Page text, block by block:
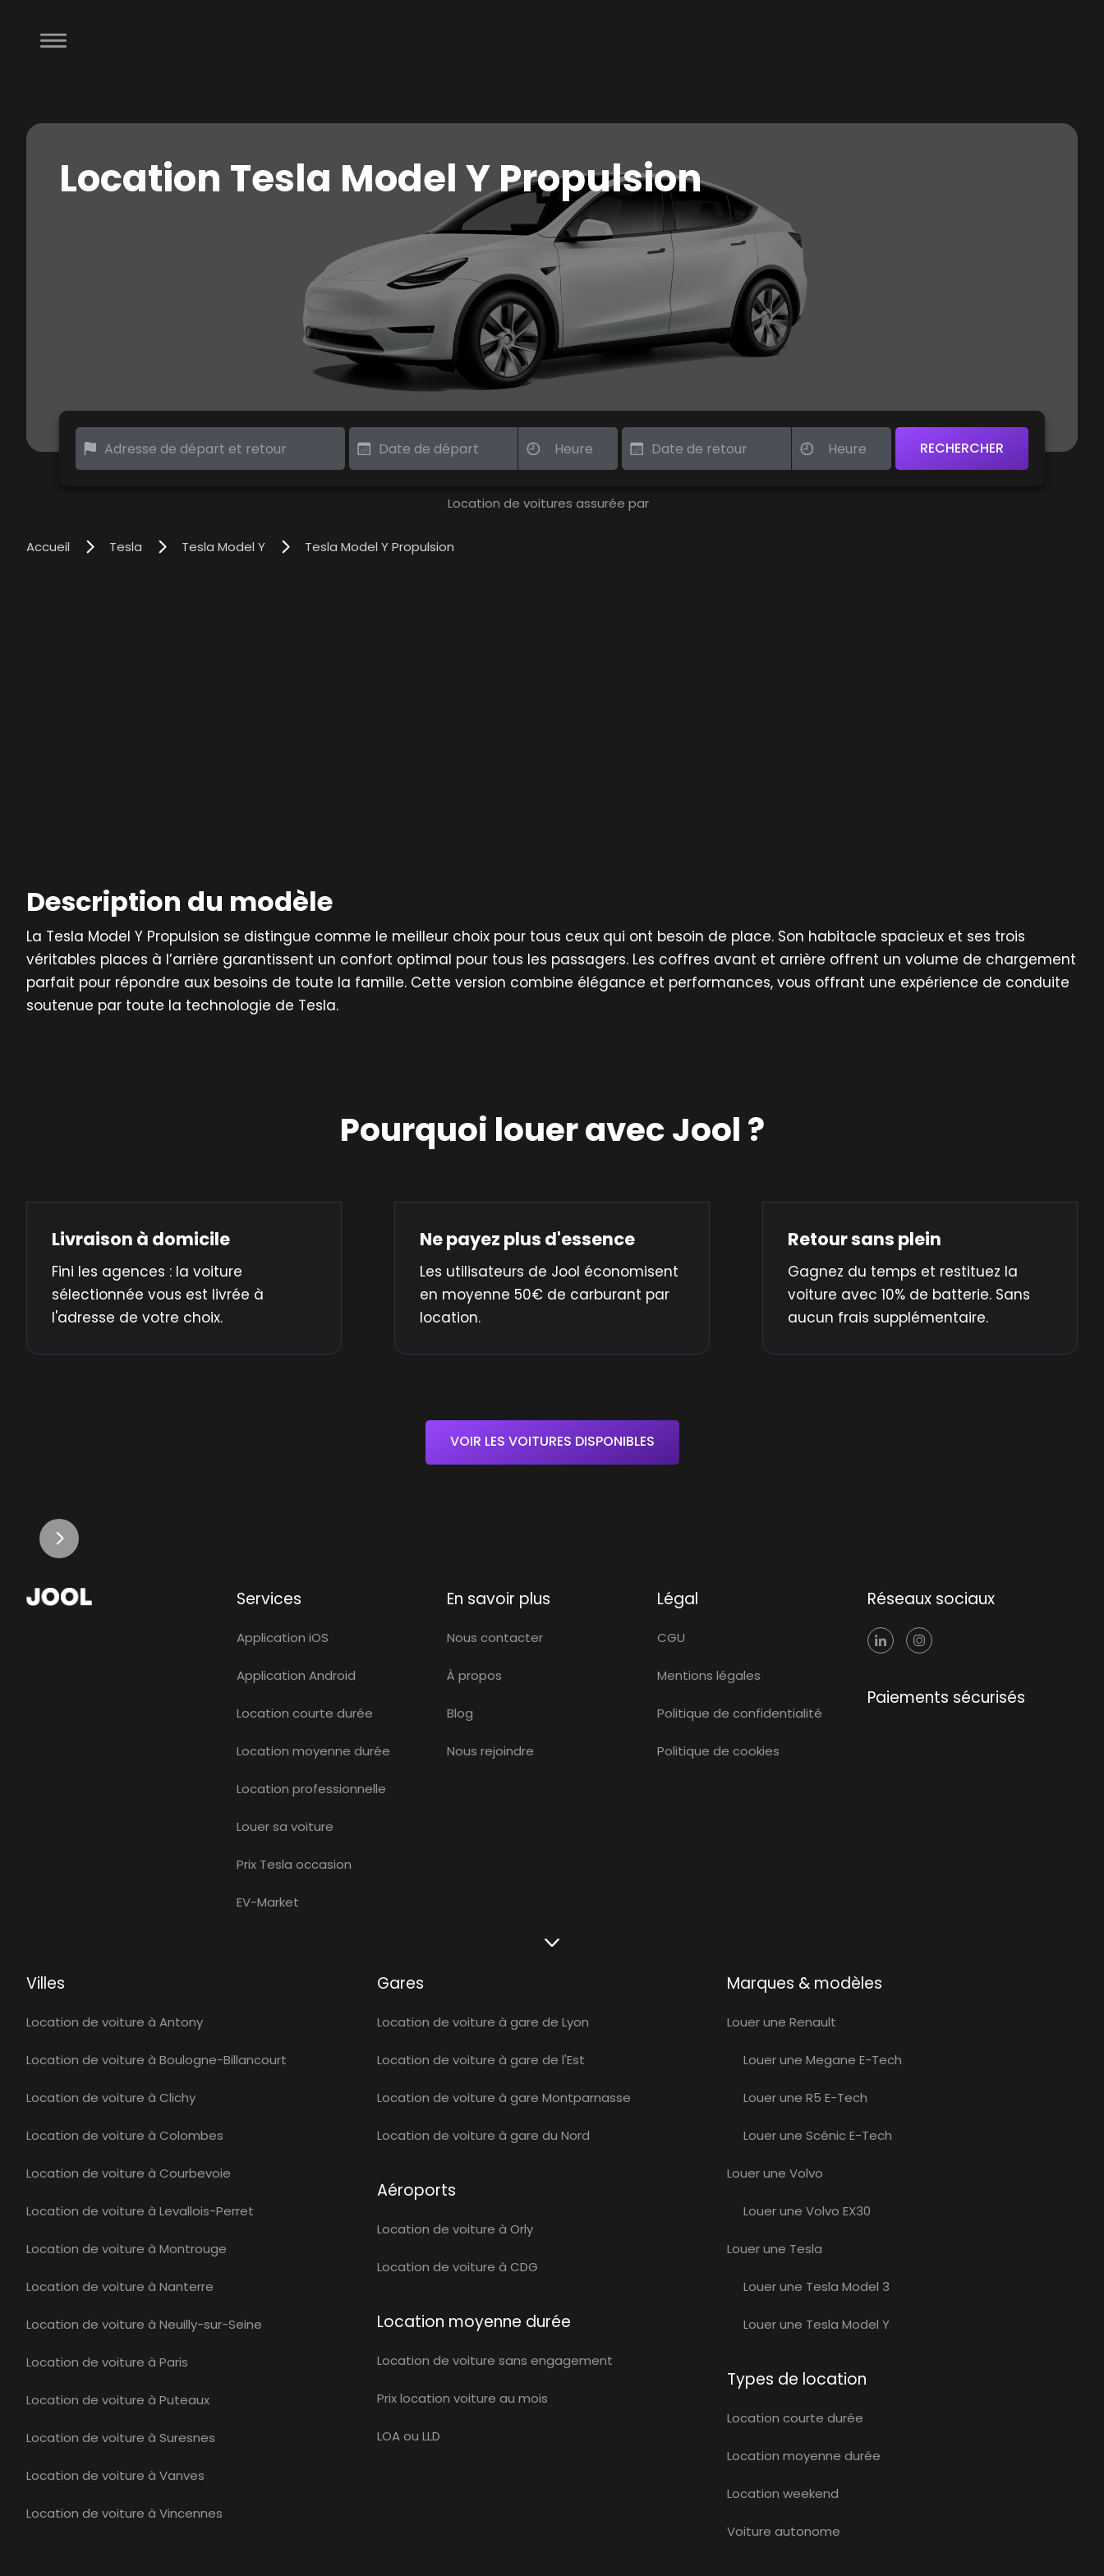
Location Tesla Model Y Propulsion
Location de voitures assurée par
Accueil Tesla Tesla Model Y Tesla Model Y Propulsion
Description du modèle
La Tesla Model Y Propulsion se distingue comme le meilleur choix pour tous ceux qui ont besoin de place. Son habitacle spacieux et ses trois
véritables places à l’arrière garantissent un confort optimal pour tous les passagers. Les coffres avant et arrière offrent un volume de chargement
parfait pour répondre aux besoins de toute la famille. Cette version combine élégance et performances, vous offrant une expérience de conduite
soutenue par toute la technologie de Tesla.
Pourquoi louer avec Jool ?
Livraison à domicile
Fini les agences : la voiture
sélectionnée vous est livrée à
l'adresse de votre choix.
Ne payez plus d'essence
Les utilisateurs de Jool économisent
en moyenne 50€ de carburant par
location.
Retour sans plein
Gagnez du temps et restituez la
voiture avec 10% de batterie. Sans
aucun frais supplémentaire.
VOIR LES VOITURES DISPONIBLES
Services
Application iOS
Application Android
Location courte durée
Location moyenne durée
Location professionnelle
Louer sa voiture
Prix Tesla occasion
EV-Market
En savoir plus
Nous contacter
À propos
Blog
Nous rejoindre
Légal
CGU
Mentions légales
Politique de confidentialité
Politique de cookies
Réseaux sociaux
Paiements sécurisés
Villes
Location de voiture à Antony
Location de voiture à Boulogne-Billancourt
Location de voiture à Clichy
Location de voiture à Colombes
Location de voiture à Courbevoie
Location de voiture à Levallois-Perret
Location de voiture à Montrouge
Location de voiture à Nanterre
Location de voiture à Neuilly-sur-Seine
Location de voiture à Paris
Location de voiture à Puteaux
Location de voiture à Suresnes
Location de voiture à Vanves
Location de voiture à Vincennes
Gares
Location de voiture à gare de Lyon
Location de voiture à gare de l'Est
Location de voiture à gare Montparnasse
Location de voiture à gare du Nord
Aéroports
Location de voiture à Orly
Location de voiture à CDG
Location moyenne durée
Location de voiture sans engagement
Prix location voiture au mois
LOA ou LLD
Marques & modèles
Louer une Renault
Louer une Megane E-Tech
Louer une R5 E-Tech
Louer une Scénic E-Tech
Louer une Volvo
Louer une Volvo EX30
Louer une Tesla
Louer une Tesla Model 3
Louer une Tesla Model Y
Types de location
Location courte durée
Location moyenne durée
Location weekend
Voiture autonome